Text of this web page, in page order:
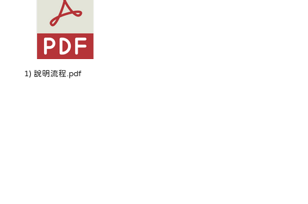
1) 說明流程.pdf